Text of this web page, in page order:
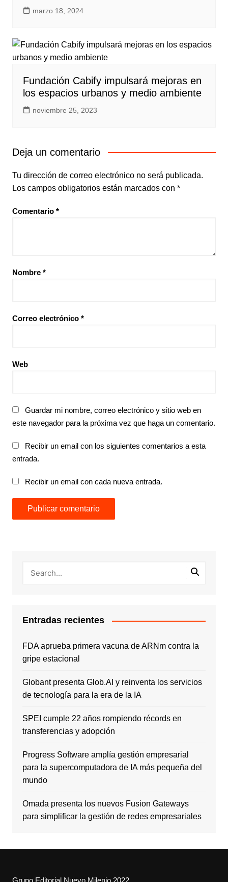
marzo 18, 2024
Fundación Cabify impulsará mejoras en
los espacios urbanos y medio ambiente
noviembre 25, 2023
Deja un comentario
Tu dirección de correo electrónico no será publicada.
Los campos obligatorios están marcados con *
Comentario *
Nombre *
Correo electrónico *
Web
Guardar mi nombre, correo electrónico y sitio web en
este navegador para la próxima vez que haga un comentario.
Recibir un email con los siguientes comentarios a esta
entrada.
Recibir un email con cada nueva entrada.
Entradas recientes
FDA aprueba primera vacuna de ARNm contra la
gripe estacional
Globant presenta Glob.AI y reinventa los servicios
de tecnología para la era de la IA
SPEI cumple 22 años rompiendo récords en
transferencias y adopción
Progress Software amplía gestión empresarial
para la supercomputadora de IA más pequeña del
mundo
Omada presenta los nuevos Fusion Gateways
para simplificar la gestión de redes empresariales
Grupo Editorial Nuevo Milenio 2022